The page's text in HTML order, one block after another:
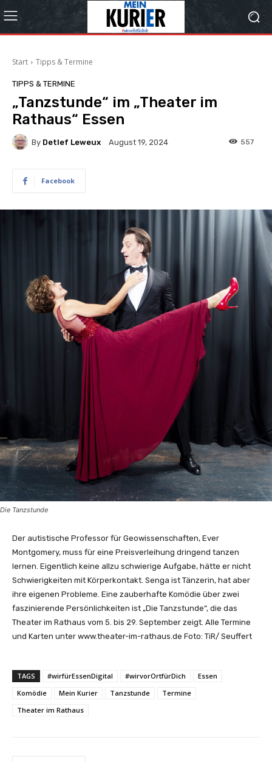
Start Tipps & Termine
TIPPS & TERMINE
„Tanzstunde“ im „Theater im
Rathaus“ Essen
By Detlef Leweux August 19, 2024 557
Facebook
Die Tanzstunde
Der autistische Professor für Geowissenschaften, Ever
Montgomery, muss für eine Preisverleihung dringend tanzen
lernen. Eigentlich keine allzu schwierige Aufgabe, hätte er nicht
Schwierigkeiten mit Körperkontakt. Senga ist Tänzerin, hat aber
ihre eigenen Probleme. Eine zauberhafte Komödie über zwei
faszinierende Persönlichkeiten ist „Die Tanzstunde“, die das
Theater im Rathaus vom 5. bis 29. September zeigt. Alle Termine
und Karten unter www.theater-im-rathaus.de Foto: TiR/ Seuffert
TAGS #wirfürEssenDigital #wirvorOrtfürDich
Essen
Komödie
Mein Kurier Tanzstunde
Termine
Theater im Rathaus